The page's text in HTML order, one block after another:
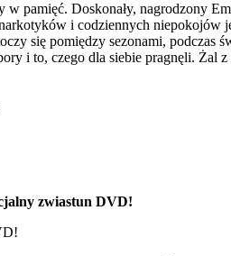
w pamięć. Doskonały, nagrodzony
i codziennych niepokojów
się pomiędzy sezonami, podczas
i to, czego dla siebie pragnęli. Żal
zwiastun DVD!